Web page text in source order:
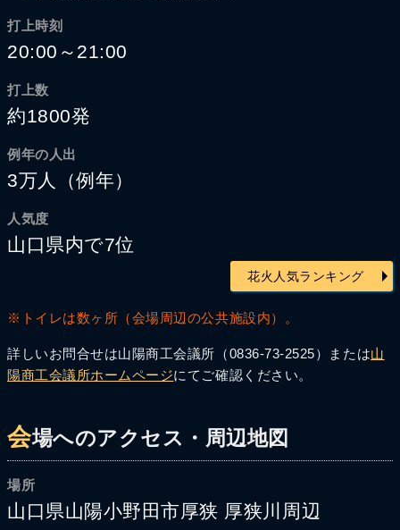
打上時刻
20:00～21:00
打上数
約1800発
例年の人出
3万人（例年）
人気度
山口県内で7位
花火人気ランキング
※トイレは数ヶ所（会場周辺の公共施設内）。
詳しいお問合せは山陽商工会議所（0836-73-2525）または山
陽商工会議所ホームページにてご確認ください。
会場へのアクセス・周辺地図
場所
山口県山陽小野田市厚狭 厚狭川周辺